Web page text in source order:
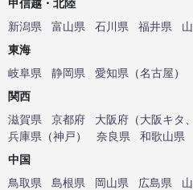
新潟県
富山県 石川県 福井県
東海
岐阜県
静岡県 愛知県 （名古屋）
関西
滋賀県
京都府 大阪府 （大阪キタ
兵庫県 （神戸） 奈良県
和歌山県
中国
鳥取県
島根県 岡山県 広島県